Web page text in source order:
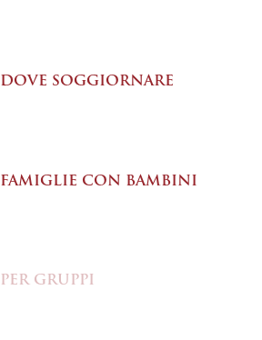
DOVE SOGGIORNARE
FAMIGLIE CON BAMBINI
PER GRUPPI